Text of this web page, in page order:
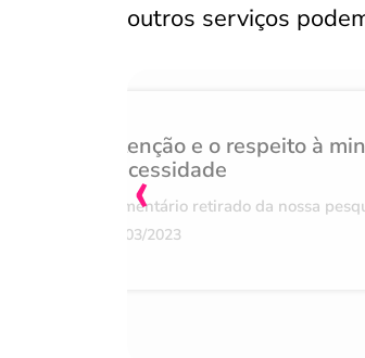
outros serviços
Atenção e o respeito à
necessidade
Comentário retirado da nossa
07/03/2023
‹